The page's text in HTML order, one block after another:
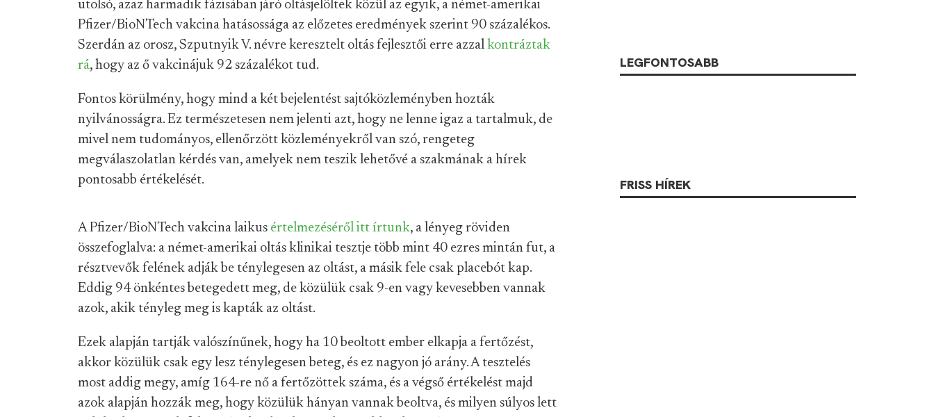
utolsó, azaz harmadik fázisában járó oltásjelöltek közül az egyik, a német-amerikai
Pfizer/BioNTech vakcina hatásossága az előzetes eredmények szerint 90 százalékos.
Szerdán az orosz, Szputnyik V. névre keresztelt oltás fejlesztői erre azzal kontráztak
rá, hogy az ő vakcinájuk 92 százalékot tud.
Fontos körülmény, hogy mind a két bejelentést sajtóközleményben hozták
nyilvánosságra. Ez természetesen nem jelenti azt, hogy ne lenne igaz a tartalmuk, de
mivel nem tudományos, ellenőrzött közleményekről van szó, rengeteg
megválaszolatlan kérdés van, amelyek nem teszik lehetővé a szakmának a hírek
pontosabb értékelését.
A Pfizer/BioNTech vakcina laikus értelmezéséről itt írtunk, a lényeg röviden
összefoglalva: a német-amerikai oltás klinikai tesztje több mint 40 ezres mintán fut, a
résztvevők felének adják be ténylegesen az oltást, a másik fele csak placebót kap.
Eddig 94 önkéntes betegedett meg, de közülük csak 9-en vagy kevesebben vannak
azok, akik tényleg meg is kapták az oltást.
Ezek alapján tartják valószínűnek, hogy ha 10 beoltott ember elkapja a fertőzést,
akkor közülük csak egy lesz ténylegesen beteg, és ez nagyon jó arány. A tesztelés
most addig megy, amíg 164-re nő a fertőzöttek száma, és a végső értékelést majd
azok alapján hozzák meg, hogy közülük hányan vannak beoltva, és milyen súlyos lett
LEGFONTOSABB
FRISS HÍREK